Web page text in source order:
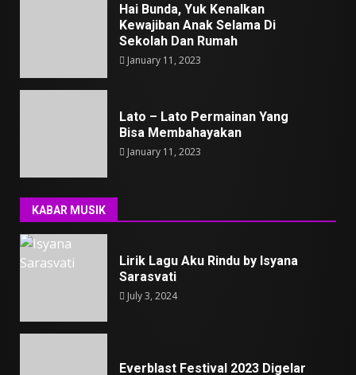
Hai Bunda, Yuk Kenalkan
Kewajiban Anak Selama Di
Sekolah Dan Rumah
January 11, 2023
Lato – Lato Permainan Yang
Bisa Membahayakan
January 11, 2023
KABAR MUSIK
Lirik Lagu Aku Rindu by Isyana
Sarasvati
July 3, 2024
Everblast Festival 2023 Digelar